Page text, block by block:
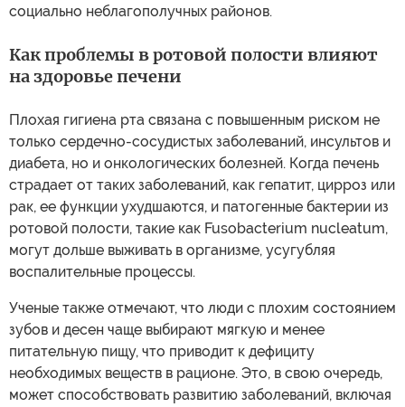
социально неблагополучных районов.
Как проблемы в ротовой полости влияют
на здоровье печени
Плохая гигиена рта связана с повышенным риском не
только сердечно-сосудистых заболеваний, инсультов и
диабета, но и онкологических болезней. Когда печень
страдает от таких заболеваний, как гепатит, цирроз или
рак, ее функции ухудшаются, и патогенные бактерии из
ротовой полости, такие как Fusobacterium nucleatum,
могут дольше выживать в организме, усугубляя
воспалительные процессы.
Ученые также отмечают, что люди с плохим состоянием
зубов и десен чаще выбирают мягкую и менее
питательную пищу, что приводит к дефициту
необходимых веществ в рационе. Это, в свою очередь,
может способствовать развитию заболеваний, включая